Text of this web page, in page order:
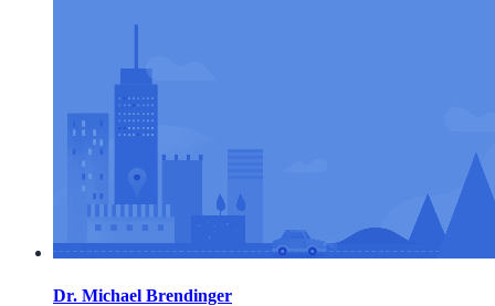
Dr. Michael Brendinger